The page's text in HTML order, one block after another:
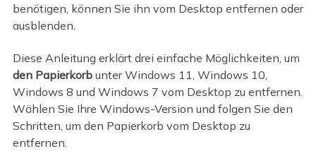
benötigen, können Sie ihn vom Desktop entfernen oder
ausblenden.
Diese Anleitung erklärt drei einfache Möglichkeiten, um
den Papierkorb unter Windows 11, Windows 10,
Windows 8 und Windows 7 vom Desktop zu entfernen.
Wählen Sie Ihre Windows-Version und folgen Sie den
Schritten, um den Papierkorb vom Desktop zu
entfernen.